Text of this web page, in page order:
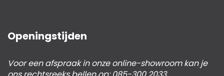
Openingstijden
Voor een afspraak in onze online-showroom kan je